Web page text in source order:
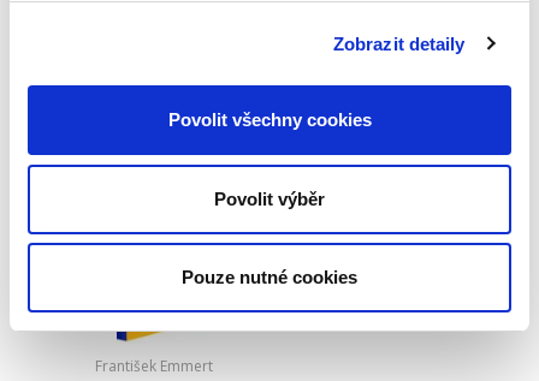
Zobrazit detaily
Povolit všechny cookies
Povolit výběr
Pouze nutné cookies
související procesní legislativy. Autorský
Dvojí občanství v
českém právu. 2.
vydání
František Emmert